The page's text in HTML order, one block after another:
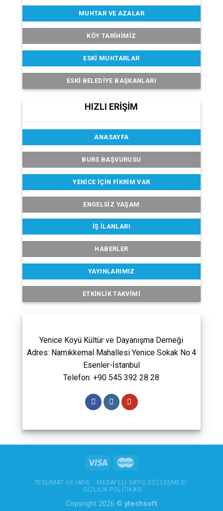
MUHTAR VE AZALAR
KÖY TARIHIMIZ
ESKI MUHTARLAR
ESKI BELEDIYE BAŞKANLARI
HIZLI ERİŞİM
ANASAYFA
BURS BAŞVURUSU
YENICE İÇIN FIKRIM VAR
ENGELSIZ YAŞAM
İŞ İLANLARI
HABERLER
YAYINLARIMIZ
ETKINLIK TAKVIMI
Yenice Köyü Kültür ve Dayanışma Derneği
Adres: Namıkkemal Mahallesi Yenice Sokak No:4
Esenler-İstanbul
Telefon: +90 545 392 28 28
TESLIMAT VE İADE
MESAFELI SATIŞ SÖZLEŞMESI
GIZLILIK POLITIKASI
Copyright 2026 © ytechsoft